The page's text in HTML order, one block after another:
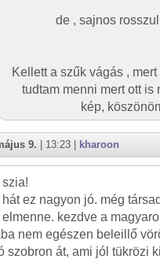
de , sajnos
Kellett a szűk vágás ,
tudtam menni mert ott is
kép,
9. | 13:23 | kharoon
szia!
hát ez nagyon jó. még
elmenne. kezdve a
nem egészen beleillő
szobron át, ami jól tükrözi